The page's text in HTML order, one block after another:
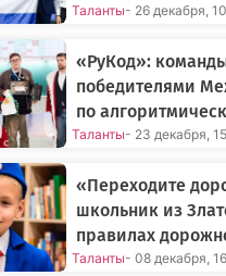
Таланты- 26 декабря,
«РуКод»:
победителями
по
Таланты- 23 декабря,
«Переходите
школьник из
правилах
Таланты- 08 декабря,